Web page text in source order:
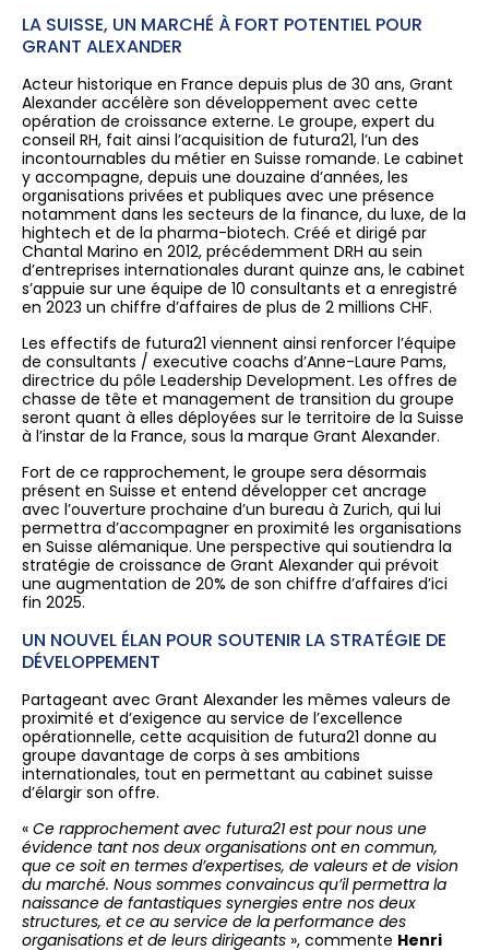
LA SUISSE, UN MARCHÉ À FORT POTENTIEL POUR
GRANT ALEXANDER
Acteur historique en France depuis plus de 30 ans, Grant
Alexander accélère son développement avec cette
opération de croissance externe. Le groupe, expert du
conseil RH, fait ainsi l’acquisition de futura21, l’un des
incontournables du métier en Suisse romande. Le cabinet
y accompagne, depuis une douzaine d’années, les
organisations privées et publiques avec une présence
notamment dans les secteurs de la finance, du luxe, de la
hightech et de la pharma-biotech. Créé et dirigé par
Chantal Marino en 2012, précédemment DRH au sein
d’entreprises internationales durant quinze ans, le cabinet
s’appuie sur une équipe de 10 consultants et a enregistré
en 2023 un chiffre d’affaires de plus de 2 millions CHF.
Les effectifs de futura21 viennent ainsi renforcer l’équipe
de consultants / executive coachs d’Anne-Laure Pams,
directrice du pôle Leadership Development. Les offres de
chasse de tête et management de transition du groupe
seront quant à elles déployées sur le territoire de la Suisse
à l’instar de la France, sous la marque Grant Alexander.
Fort de ce rapprochement, le groupe sera désormais
présent en Suisse et entend développer cet ancrage
avec l’ouverture prochaine d’un bureau à Zurich, qui lui
permettra d’accompagner en proximité les organisations
en Suisse alémanique. Une perspective qui soutiendra la
stratégie de croissance de Grant Alexander qui prévoit
une augmentation de 20% de son chiffre d’affaires d’ici
fin 2025.
UN NOUVEL ÉLAN POUR SOUTENIR LA STRATÉGIE DE
DÉVELOPPEMENT
Partageant avec Grant Alexander les mêmes valeurs de
proximité et d’exigence au service de l’excellence
opérationnelle, cette acquisition de futura21 donne au
groupe davantage de corps à ses ambitions
internationales, tout en permettant au cabinet suisse
d’élargir son offre.
«Ce rapprochement avec futura21 est pour nous une
évidence tant nos deux organisations ont en commun,
que ce soit en termes d’expertises, de valeurs et de vision
du marché. Nous sommes convaincus qu’il permettra la
naissance de fantastiques synergies entre nos deux
structures, et ce au service de la performance des
organisations et de leurs dirigeants », commente Henri